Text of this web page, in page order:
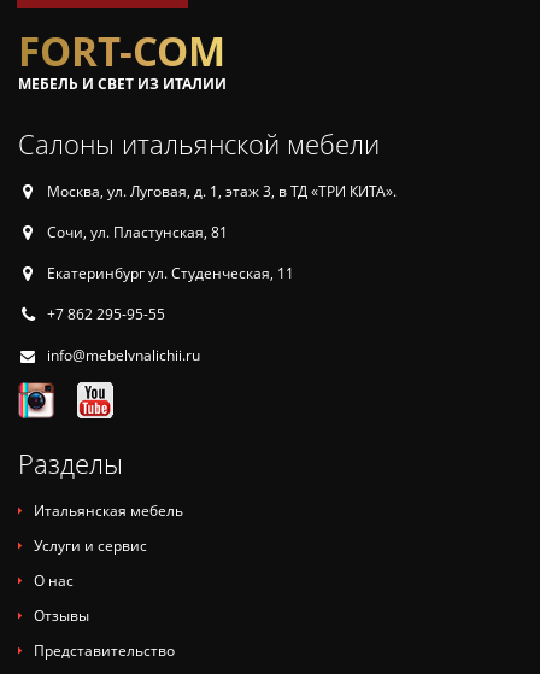
FORT-COM
МЕБЕЛЬ И СВЕТ ИЗ ИТАЛИИ
Салоны итальянской мебели
Москва, ул. Луговая, д. 1, этаж 3, в ТД «ТРИ КИТА».
Сочи, ул. Пластунская, 81
Екатеринбург ул. Студенческая, 11
+7 862 295-95-55
info@mebelvnalichii.ru
Разделы
Итальянская мебель
Услуги и сервис
О нас
Отзывы
Представительство